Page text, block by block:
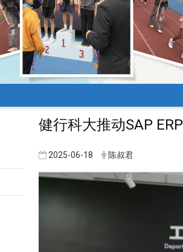
健行科大推动SAP
2025-06-18 陈叔君